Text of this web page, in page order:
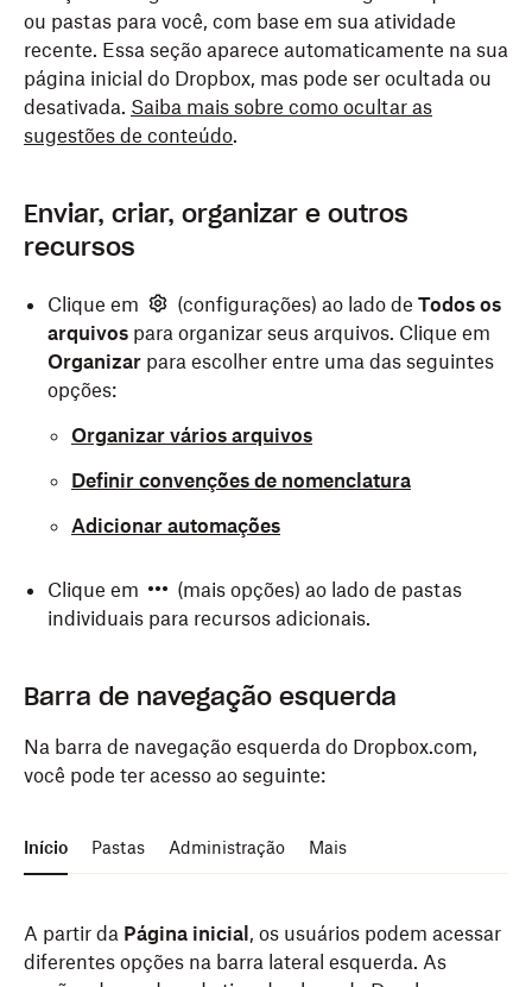
ou pastas para você, com base em sua atividade
recente. Essa seção aparece automaticamente na sua
página inicial do Dropbox, mas pode ser ocultada ou
desativada. Saiba mais sobre como ocultar as
sugestões de conteúdo.
Enviar, criar, organizar e outros
recursos
Clique em (configurações) ao lado de Todos os
arquivos para organizar seus arquivos. Clique em
Organizar para escolher entre uma das seguintes
opções:
Organizar vários arquivos
Definir convenções de nomenclatura
Adicionar automações
Clique em
(mais opções) ao lado de pastas
individuais para recursos adicionais.
Barra de navegação esquerda
Na barra de navegação esquerda do Dropbox.com,
você pode ter acesso ao seguinte:
Início Pastas Administração Mais
A partir da Página inicial , os usuários podem acessar
diferentes opções na barra lateral esquerda. As